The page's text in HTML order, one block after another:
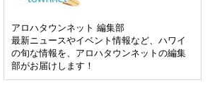
アロハタウンネット 編集部
最新ニュースやイベント情報など、ハワイ
の旬な情報を、アロハタウンネットの編集
部がお届けします！